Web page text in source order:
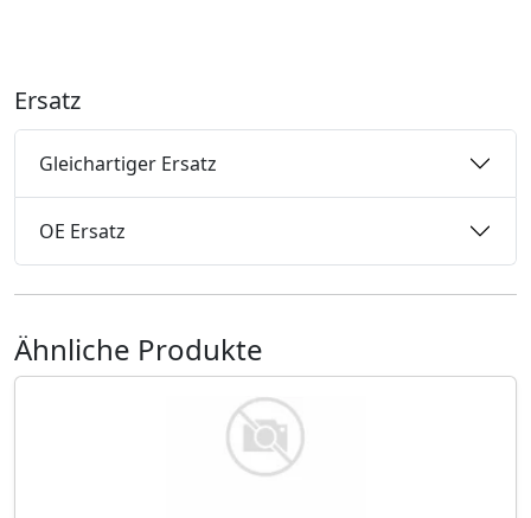
Ersatz
Gleichartiger Ersatz
OE Ersatz
Ähnliche Produkte